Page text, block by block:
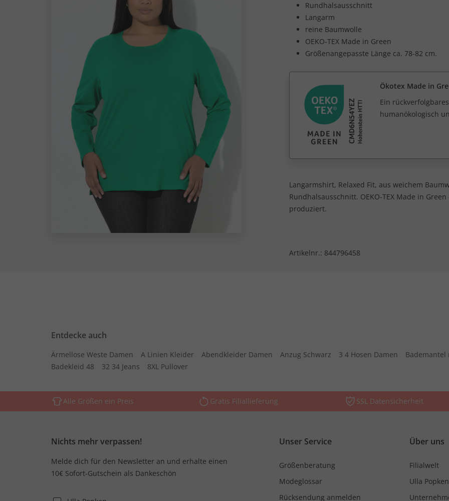
Rundhalsausschnitt
Langarm
reine Baumwolle
OEKO-TEX Made in Green
Größenangepasste Länge ca. 78-82 cm.
Ökotex Made in
Ein
humanökologisch
Langarmshirt, Relaxed Fit, aus weichem
Rundhalsausschnitt. OEKO-TEX Made in
produziert.
Artikelnr.: 844796458
Entdecke auch
Ärmellose Weste Damen A Linien Kleider Abendkleider Damen Anzug Schwarz 3 4 Hosen Damen
Bademantel
Badekleid 48
32 34 Jeans 8XL Pullover
Alle Größen ein Preis Gratis Filiallieferung SSL Datensicherheit
Nichts mehr verpassen!
Melde dich für den Newsletter an und erhalte einen
10€ Sofort-Gutschein als Dankeschön
Unser Service
Größenberatung
Modeglossar
Rücksendung anmelden
Über uns
Filialwelt
Ulla